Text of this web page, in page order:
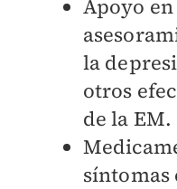
Apoyo
la
otros
de la EM.
síntomas